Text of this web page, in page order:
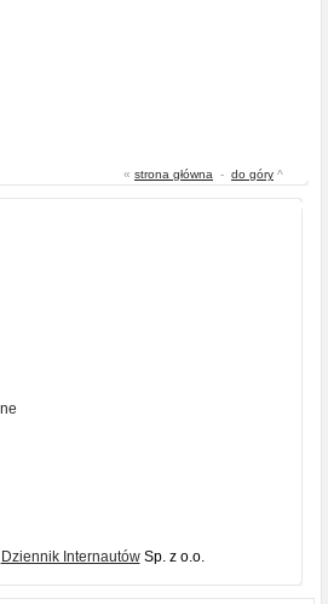
« strona główna - do góry ^
Dziennik InternautówSp. z o.o.